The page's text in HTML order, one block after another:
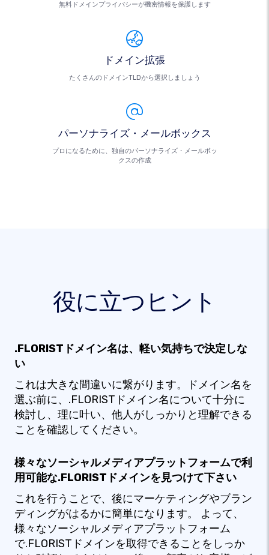
無料ドメインプライバシーが機密情報を保護します
ドメイン拡張
たくさんのドメインTLDから選択しましょう
パーソナライズ・メールボックス
プロになるために、独自のパーソナライズ・メールボッ
クスの作成
役に立つヒント
.FLORISTドメイン名は、軽い気持ちで決定しな
い
これは大きな間違いに繋がります。ドメイン名を
選ぶ前に、.FLORISTドメイン名について十分に
検討し、理に叶い、他人がしっかりと理解できる
ことを確認してください。
様々なソーシャルメディアプラットフォームで利
用可能な.FLORISTドメインを見つけて下さい
これを行うことで、後にマーケティングやブラン
ディングがはるかに簡単になります。 よって、
様々なソーシャルメディアプラットフォーム
で.FLORISTドメインを取得できることをしっか